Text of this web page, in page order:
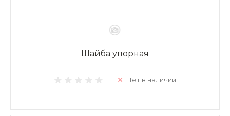
Шайба упорная
Нет в наличии